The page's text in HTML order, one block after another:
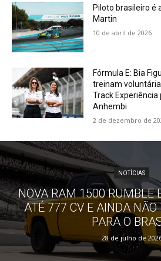
Piloto brasileiro é
Martin
10 de abril de 2026
Fórmula E: Bia
treinam
Track
Anhembi
2 de dezembro de
NOTÍCIAS
NOVA RAM 1500 RUMBLE
ATÉ 777 CV E AINDA NÃO
PARA O
28 de julho de